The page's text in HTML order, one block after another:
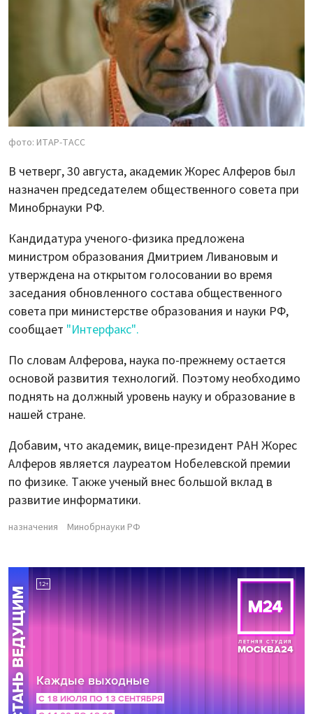
фото: ИТАР-ТАСС
В четверг, 30 августа, академик Жорес Алферов был
назначен председателем общественного совета при
Минобрнауки РФ.
Кандидатура ученого-физика предложена
министром образования Дмитрием Ливановым и
утверждена на открытом голосовании во время
заседания обновленного состава общественного
совета при министерстве образования и науки РФ,
сообщает "Интерфакс".
По словам Алферова, наука по-прежнему остается
основой развития технологий. Поэтому необходимо
поднять на должный уровень науку и образование в
нашей стране.
Добавим, что академик, вице-президент РАН Жорес
Алферов является лауреатом Нобелевской премии
по физике. Также ученый внес большой вклад в
развитие информатики.
назначения Минобрнауки РФ